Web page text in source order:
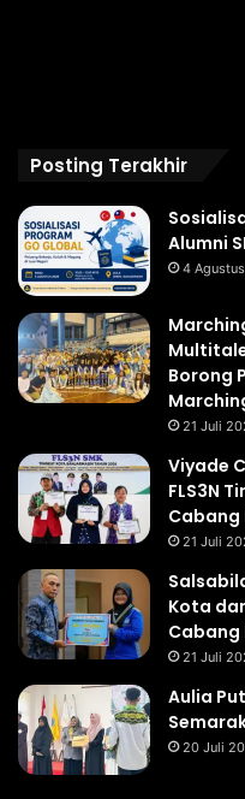
Posting Terakhir
Alumni
4
Borong
21 Juli
Viyade
FLS3N
Cabang
21 Juli
Kota
Cabang
21 Juli
Aulia
20 Juli